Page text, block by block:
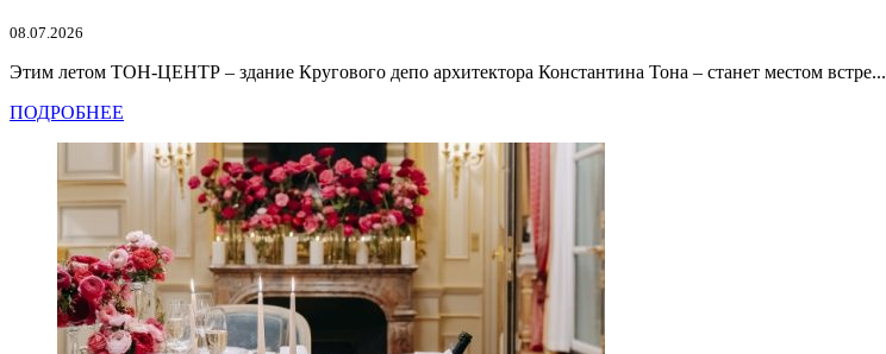
08.07.2026
Этим летом ТОН-ЦЕНТР – здание Кругового депо архитектора Константина Тона – станет местом встре...
ПОДРОБНЕЕ